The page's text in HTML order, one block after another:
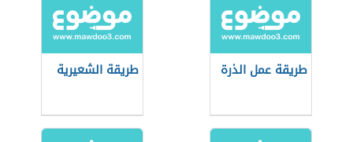
طريقة عمل الذرة طريقة الشعيرية